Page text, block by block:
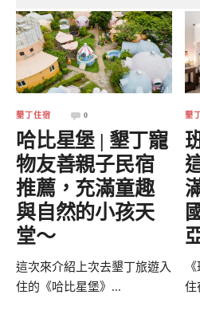
墾丁住宿 0
哈比星堡 | 墾丁寵
物友善親子民宿
推薦，充滿童趣
與自然的小孩天
堂～
這次來介紹上次去墾丁旅遊入
住的《哈比星堡》...
墾
住